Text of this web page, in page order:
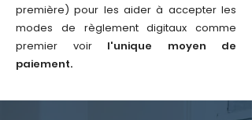
première) pour les aider à accepter les
modes de règlement digitaux comme
premier voirl'unique moyen de
paiement.